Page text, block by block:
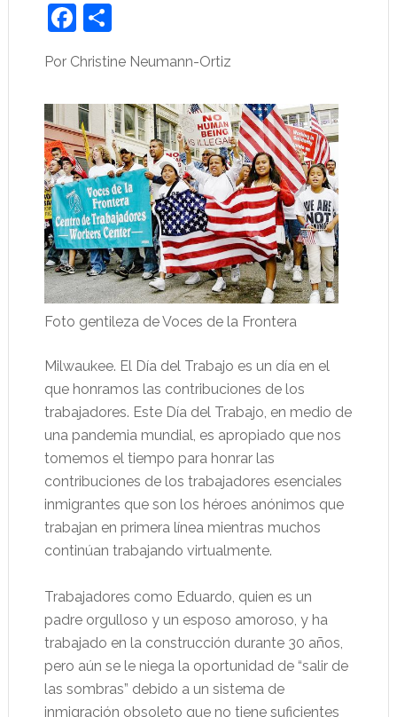
Facebook
Share
Por Christine Neumann-Ortiz
Foto gentileza de Voces de la Frontera
Milwaukee. El Día del Trabajo es un día en el
que honramos las contribuciones de los
trabajadores. Este Día del Trabajo, en medio de
una pandemia mundial, es apropiado que nos
tomemos el tiempo para honrar las
contribuciones de los trabajadores esenciales
inmigrantes que son los héroes anónimos que
trabajan en primera línea mientras muchos
continúan trabajando virtualmente.
Trabajadores como Eduardo, quien es un
padre orgulloso y un esposo amoroso, y ha
trabajado en la construcción durante 30 años,
pero aún se le niega la oportunidad de “salir de
las sombras” debido a un sistema de
inmigración obsoleto que no tiene suficientes